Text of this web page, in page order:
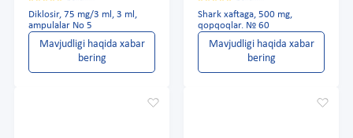
Diklosir, 75 mg/3 ml, 3 ml,
ampulalar No 5
Mavjudligi haqida xabar
bering
Shark xaftaga, 500 mg,
qopqoqlar. № 60
Mavjudligi haqida xabar
bering